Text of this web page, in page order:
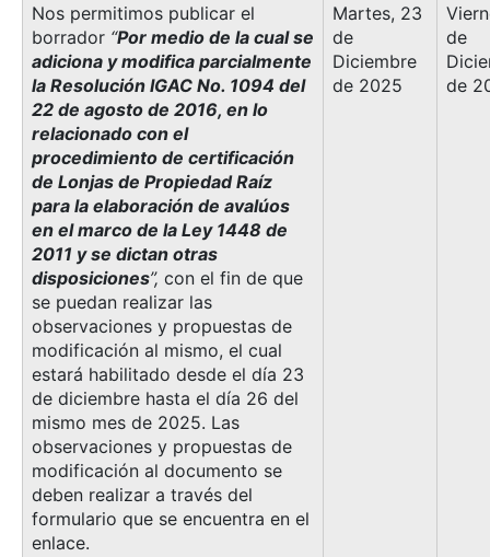
Nos permitimos publicar el
borrador “Por medio de la cual se
adiciona y modifica parcialmente
la Resolución IGAC No. 1094 del
22 de agosto de 2016, en lo
relacionado con el
procedimiento de certificación
de Lonjas de Propiedad Raíz
para la elaboración de avalúos
en el marco de la Ley 1448 de
2011 y se dictan otras
disposiciones”, con el fin de que
se puedan realizar las
observaciones y propuestas de
modificación al mismo, el cual
estará habilitado desde el día 23
de diciembre hasta el día 26 del
mismo mes de 2025. Las
observaciones y propuestas de
modificación al documento se
deben realizar a través del
formulario que se encuentra en el
enlace.
Martes, 23
de
Diciembre
de 2025
de
de